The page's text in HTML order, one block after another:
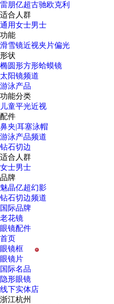
雷朋亿超古驰欧克利
适合人群
通用女士男士
功能
滑雪镜近视夹片偏光
形状
椭圆形方形蛤蟆镜
太阳镜频道
游泳产品
功能分类
儿童平光近视
配件
鼻夹|耳塞泳帽
游泳产品频道
钻石切边
适合人群
女士男士
品牌
魅晶亿超幻影
钻石切边频道
国际品牌
老花镜
眼镜配件
首页
H
眼镜框
眼镜片
国际名品
隐形眼镜
线下实体店
浙江杭州